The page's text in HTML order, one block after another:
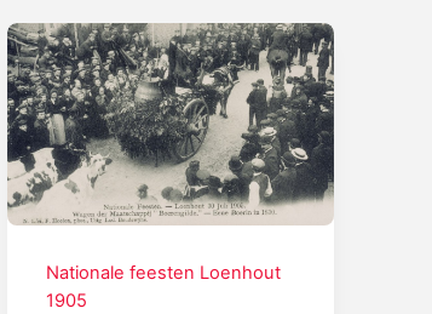
Nationale feesten Loenhout
1905